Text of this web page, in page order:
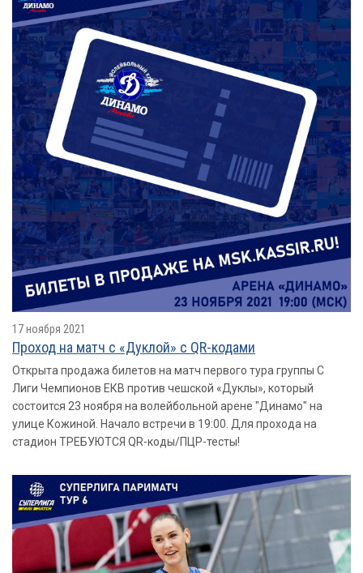
17 ноября 2021
Проход на матч с «Дуклой» с QR-кодами
Открыта продажа билетов на матч первого тура группы С
Лиги Чемпионов ЕКВ против чешской «Дуклы», который
состоится 23 ноября на волейбольной арене "Динамо" на
улице Кожиной. Начало встречи в 19:00. Для прохода на
стадион ТРЕБУЮТСЯ QR-коды/ПЦР-тесты!